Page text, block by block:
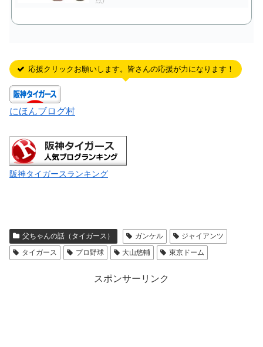
応援クリックお願いします。皆さんの応援が力になります！
にほんブログ村
阪神タイガースランキング
父ちゃんの話（タイガース） ガンケル
ジャイアンツ
タイガース
プロ野球 大山悠輔 東京ドーム
スポンサーリンク